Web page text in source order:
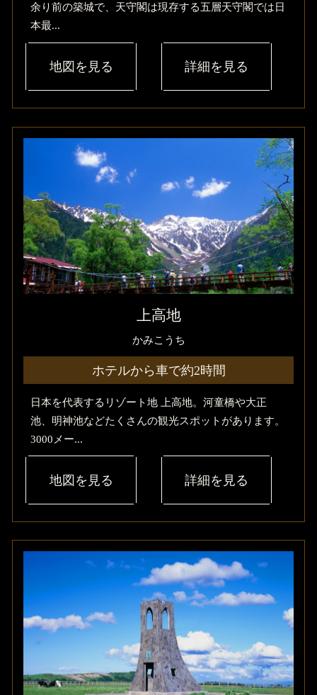
余り前の築城で、天守閣は現存する五層天守閣では日
本最...
地図を見る 詳細を見る
上高地
かみこうち
ホテルから車で約2時間
日本を代表するリゾート地 上高地。河童橋や大正
池、明神池などたくさんの観光スポットがあります。
3000メー...
地図を見る 詳細を見る